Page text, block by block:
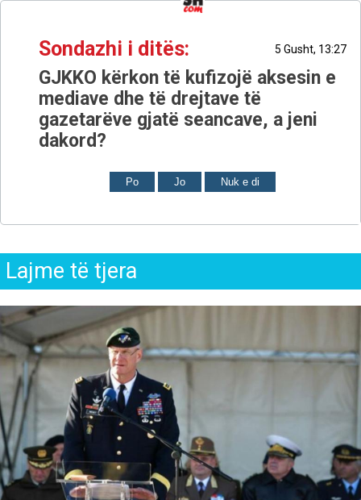
Sondazhi i ditës: 5 Gusht, 13:27
GJKKO kërkon të kufizojë aksesin e
mediave dhe të drejtave të
gazetarëve gjatë seancave, a jeni
dakord?
Po Jo Nuk e di
Lajme të tjera